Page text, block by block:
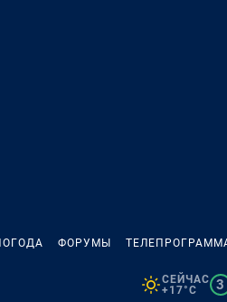
ФОРУМЫ
СЕЙЧАС
+17°C
3